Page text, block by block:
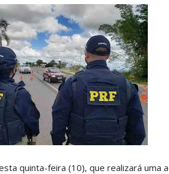
quinta-feira (10), que realizará uma